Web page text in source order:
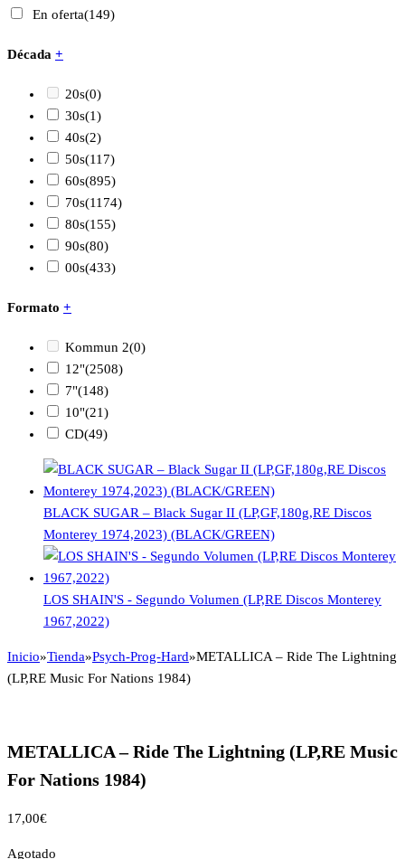
En oferta(149)
Década +
20s(0)
30s(1)
40s(2)
50s(117)
60s(895)
70s(1174)
80s(155)
90s(80)
00s(433)
Formato +
Kommun 2(0)
12"(2508)
7"(148)
10"(21)
CD(49)
BLACK SUGAR – Black Sugar II (LP,GF,180g,RE Discos
Monterey 1974,2023) (BLACK/GREEN)
LOS SHAIN'S - Segundo Volumen (LP,RE Discos Monterey
1967,2022)
Inicio»Tienda»Psych-Prog-Hard»METALLICA – Ride The Lightning
(LP,RE Music For Nations 1984)
METALLICA – Ride The Lightning (LP,RE Music
For Nations 1984)
17,00€
Agotado